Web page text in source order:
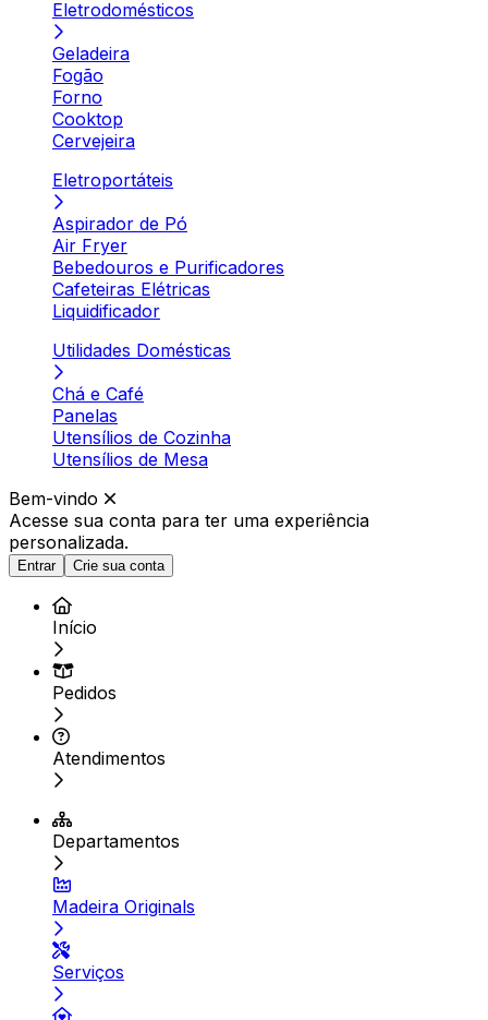
Eletrodomésticos
Geladeira
Fogão
Forno
Cooktop
Cervejeira
Eletroportáteis
Aspirador de Pó
Air Fryer
Bebedouros e Purificadores
Cafeteiras Elétricas
Liquidificador
Utilidades Domésticas
Chá e Café
Panelas
Utensílios de Cozinha
Utensílios de Mesa
Bem-vindo
Acesse sua conta para ter uma experiência
personalizada.
Entrar Crie sua conta
Início
Pedidos
Atendimentos
Departamentos
Madeira Originals
Serviços